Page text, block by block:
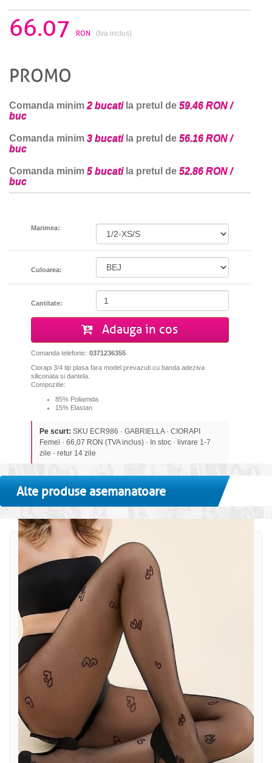
66.07 RON (tva inclus)
PROMO
Comanda minim2 bucatila pretul de 59.46 RON /
buc
Comanda minim 3 bucatila pretul de 56.16 RON /
buc
Comanda minim 5 bucatila pretul de 52.86 RON /
buc
Marimea:
Culoarea:
Cantitate:
Adauga in cos
Comanda telefonic: 0371236355
Ciorapi 3/4 tip plasa fara model prevazuti cu banda adeziva
siliconata si dantela.
Compozitie:
85% Poliamida
15% Elastan
Pe scurt: SKU ECR986 · GABRIELLA · CIORAPI
Femei · 66,07 RON (TVA inclus) · In stoc · livrare 1-7
zile · retur 14 zile
Alte produse asemanatoare